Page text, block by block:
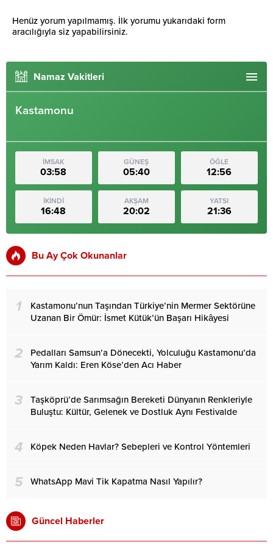
Henüz yorum yapılmamış. İlk yorumu yukarıdaki form
aracılığıyla siz yapabilirsiniz.
Namaz Vakitleri
Kastamonu
İMSAK
03:58
GÜNEŞ
05:40
ÖĞLE
12:56
İKİNDİ
16:48
AKŞAM
20:02
YATSI
21:36
Bu Ay Çok Okunanlar
1
Kastamonu’nun Taşından Türkiye’nin Mermer Sektörüne
Uzanan Bir Ömür: İsmet Kütük’ün Başarı Hikâyesi
2
Pedalları Samsun’a Dönecekti, Yolculuğu Kastamonu’da
Yarım Kaldı: Eren Köse’den Acı Haber
3
Taşköprü’de Sarımsağın Bereketi Dünyanın Renkleriyle
Buluştu: Kültür, Gelenek ve Dostluk Aynı Festivalde
4 Köpek Neden Havlar? Sebepleri ve Kontrol Yöntemleri
5 WhatsApp Mavi Tik Kapatma Nasıl Yapılır?
Güncel Haberler